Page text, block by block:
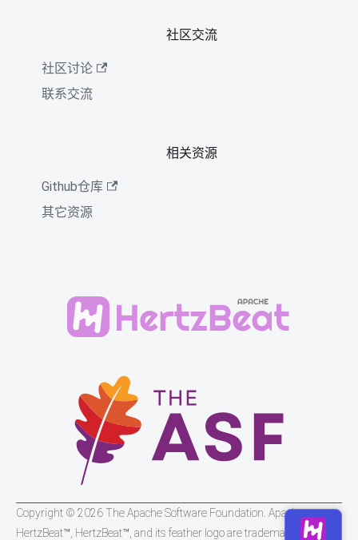
社区交流
社区讨论
联系交流
相关资源
Github仓库
其它资源
Copyright © 2026 The Apache Software Foundation. Apache
HertzBeat™, HertzBeat™, and its feather logo are trademarks of The